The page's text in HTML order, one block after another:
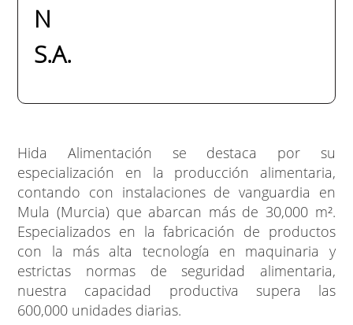
N
S.A.
Hida Alimentación se destaca por su
especialización en la producción alimentaria,
contando con instalaciones de vanguardia en
Mula (Murcia) que abarcan más de 30,000 m².
Especializados en la fabricación de productos
con la más alta tecnología en maquinaria y
estrictas normas de seguridad alimentaria,
nuestra capacidad productiva supera las
600,000 unidades diarias.